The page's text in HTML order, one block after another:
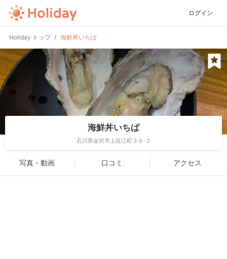
ログイン
Holiday トップ 海鮮丼いちば
海鮮丼いちば
石川県金沢市上近江町３６-２
写真・動画 口コミ アクセス